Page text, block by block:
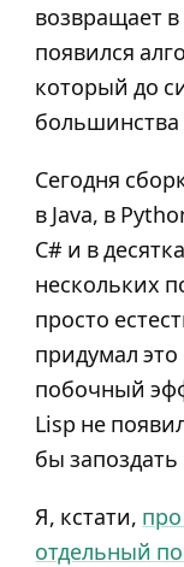
возвращает
появился
который до
большинства
Сегодня
в Java, в
C# и в
нескольких
просто
придумал это
побочный
Lisp не
бы запоздать
Я, кстати,
отдельный